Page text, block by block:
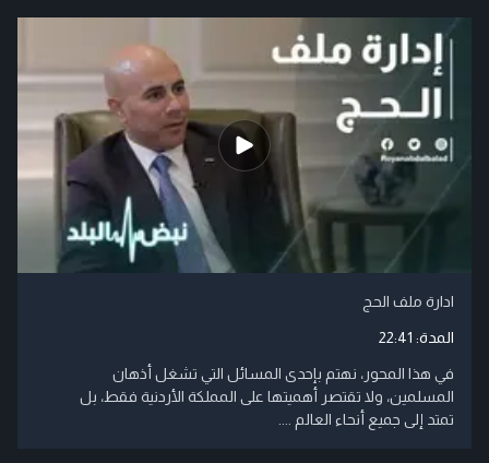
ادارة ملف الحج
المدة: 22:41
في هذا المحور، نهتم بإحدى المسائل التي تشغل أذهان
المسلمين، ولا تقتصر أهميتها على المملكة الأردنية فقط، بل
تمتد إلى جميع أنحاء العالم ....